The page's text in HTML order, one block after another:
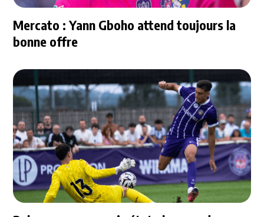
Mercato : Yann Gboho attend toujours la
bonne offre